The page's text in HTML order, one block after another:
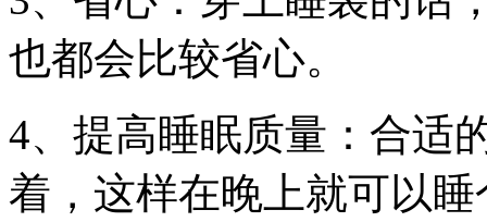
也都会比较省心。
4、提高睡眠质量：合适
着，这样在晚上就可以